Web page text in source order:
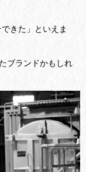
きた」といえま
ブランドかもしれ